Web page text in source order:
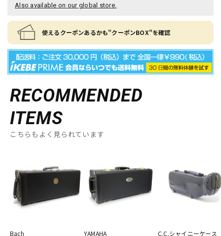
Also available on our global store.
使えるクーポンあるかも"クーポンBOX"を確認
RECOMMENDED
ITEMS
こちらもよく見られています
Bach
YAMAHA
C.C.シャイニーケース